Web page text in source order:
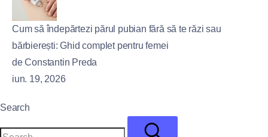
Cum să îndepărtezi părul pubian fără să te răzi sau
bărbierești: Ghid complet pentru femei
de Constantin Preda
iun. 19, 2026
Search